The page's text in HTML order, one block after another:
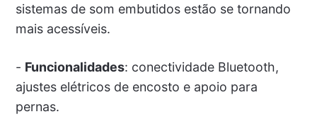
sistemas de som embutidos estão se tornando
mais acessíveis.
- Funcionalidades: conectividade Bluetooth,
ajustes elétricos de encosto e apoio para
pernas.